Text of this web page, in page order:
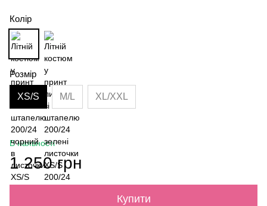
Колір
Розмір
XS/S M/L XL/XXL
В наявності
1 250 грн
Купити